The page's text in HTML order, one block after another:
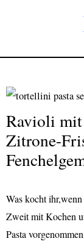
Ravioli
Zitrone-
Was kocht
Zweit mit Kochen
Pasta